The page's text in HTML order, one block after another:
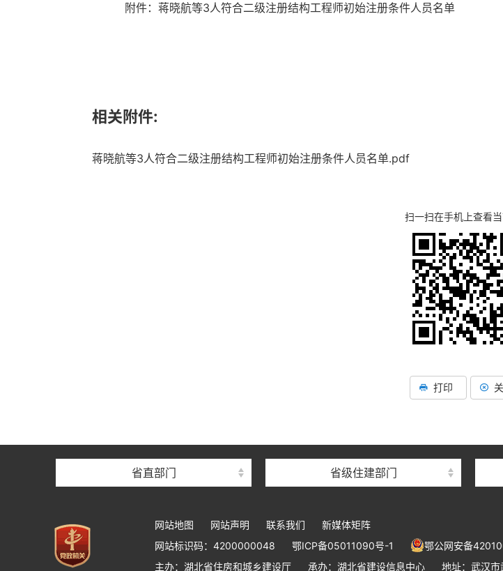
附件：蒋晓航等3人符合二级注册结构工程师初始注册条件人员名单
相关附件:
蒋晓航等3人符合二级注册结构工程师初始注册条件人员名单.pdf
扫一扫在手机上查看
打印
省直部门 省级住建部门
网站地图 网站声明 联系我们
新媒体矩阵
网站标识码：4200000048
鄂ICP备05011090号-1
鄂公网安备
主办：湖北省住房和城乡建设厅
承办：湖北省建设信息中心 地址：武汉市